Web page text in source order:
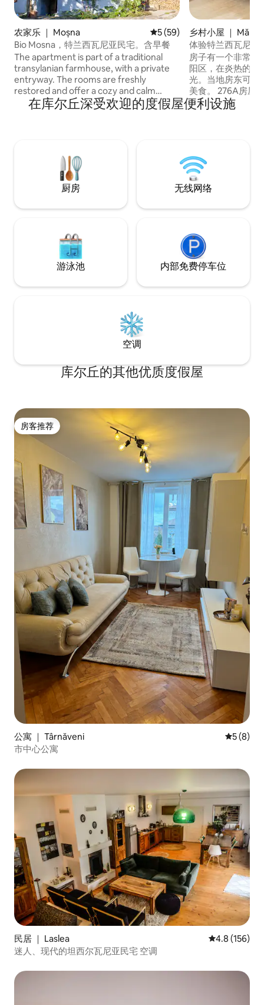
农家乐 ｜ Moșna 平均评分 5 分（满分 5 分）
5 (59)
Bio Mosna，特兰西瓦尼亚民宅。含早餐
The apartment is part of a traditional
transylanian farmhouse, with a private
entryway. The rooms are freshly
restored and offer a cozy and calm
ambiance. Breakfast is included and
consists of delicious, organic and local
available as well, upon request
beforehand (at least two days before
butter, charcuterie and other delicious
treats.
乡村小屋 ｜
体验特兰西瓦尼亚
房子有一个非常大
阳区，在炎热的夏
光。当地房东可以
美食。 276A房屋完全属于您，即使您的人
数少于5人，也无需与
址：276 Main
支付一半的价格。
在库尔丘深受欢迎的度假屋便利设施
厨房 无线网络
游泳池 内部免费停车位
空调
库尔丘的其他优质度假屋
房客推荐
房客推荐
公寓 ｜ Târnăveni 平均评分
5 (8)
市中心公寓
民居 ｜ Laslea 平均评分 4.8
4.8 (156)
迷人、现代的坦西尔瓦尼亚民宅 空调